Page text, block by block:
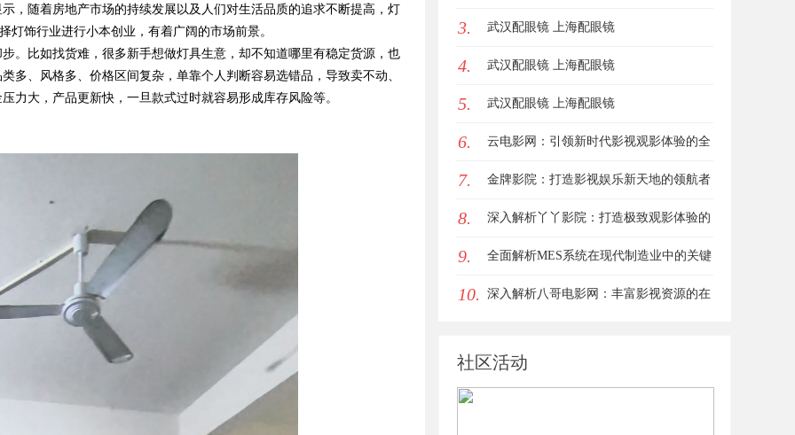
，随着房地产市场的持续发展以及人们对生活品质的追求不断提高，灯
灯饰行业进行小本创业，有着广阔的市场前景。
比如找货难，很多新手想做灯具生意，却不知道哪里有稳定货源，也
多、风格多、价格区间复杂，单靠个人判断容易选错品，导致卖不动、
力大，产品更新快，一旦款式过时就容易形成库存风险等。
眼唇，才是你整张脸的点睛之笔！淡颜系
女生的气质加分项
3. 武汉配眼镜 上海配眼镜
4. 武汉配眼镜 上海配眼镜
5. 武汉配眼镜 上海配眼镜
6. 云电影网：引领新时代影视观影体验的全
新平台解析
7. 金牌影院：打造影视娱乐新天地的领航者
8. 深入解析丫丫影院：打造极致观影体验的
在线平台
9. 全面解析MES系统在现代制造业中的关键
作用与应用前景
10. 深入解析八哥电影网：丰富影视资源的在
社区活动